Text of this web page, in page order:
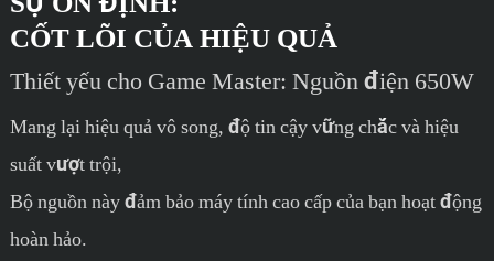
CỐT LÕI CỦA HIỆU QUẢ
Thiết yếu cho Game Master: Nguồn điện 650W
Mang lại hiệu quả vô song, độ tin cậy vững chắc và hiệu
suất vượt trội,
Bộ nguồn này đảm bảo máy tính cao cấp của bạn hoạt động
hoàn hảo.